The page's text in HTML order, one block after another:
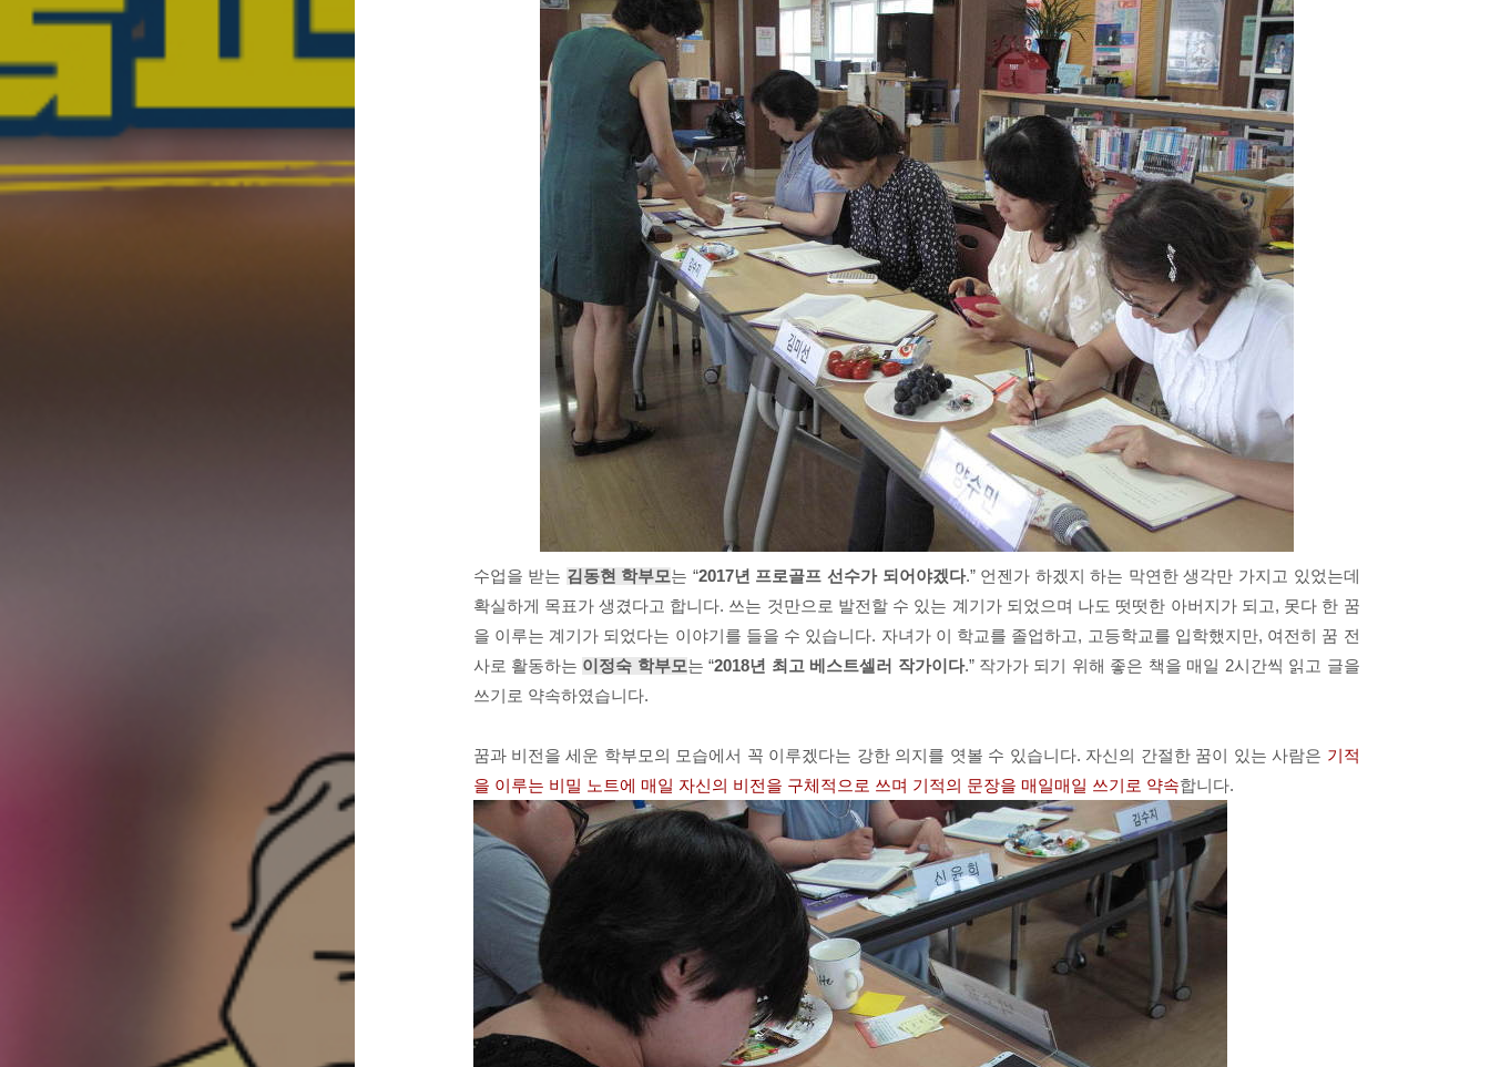
수업을 받는 김동현 학부모는 “2017년 프로골프 선수가 되어야겠다.” 언젠가 하겠지 하는 막연한 생각만 가지고 있었는데
확실하게 목표가 생겼다고 합니다. 쓰는 것만으로 발전할 수 있는 계기가 되었으며 나도 떳떳한 아버지가 되고, 못다 한 꿈
을 이루는 계기가 되었다는 이야기를 들을 수 있습니다. 자녀가 이 학교를 졸업하고, 고등학교를 입학했지만, 여전히 꿈 전
사로 활동하는 이정숙 학부모는 “2018년 최고 베스트셀러 작가이다.” 작가가 되기 위해 좋은 책을 매일 2시간씩 읽고 글을
쓰기로 약속하였습니다.
꿈과 비전을 세운 학부모의 모습에서 꼭 이루겠다는 강한 의지를 엿볼 수 있습니다. 자신의 간절한 꿈이 있는 사람은 기적
을 이루는 비밀 노트에 매일 자신의 비전을 구체적으로 쓰며 기적의 문장을 매일매일 쓰기로 약속합니다.